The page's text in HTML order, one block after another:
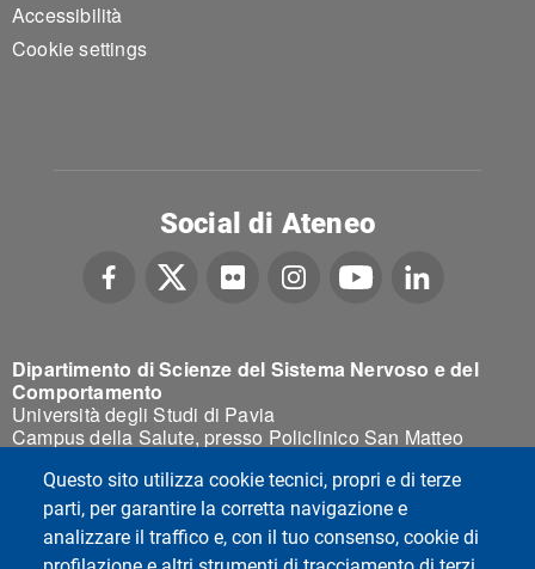
Questo sito utilizza cookie tecnici, propri e di terze
parti, per garantire la corretta navigazione e
analizzare il traffico e, con il tuo consenso, cookie di
Accessibilità
Cookie settings
Dipartimento di Scienze del Sistema Nervoso e del
Comportamento
Università degli Studi di Pavia
Campus della Salute, presso Policlinico San Matteo
Social di Ateneo